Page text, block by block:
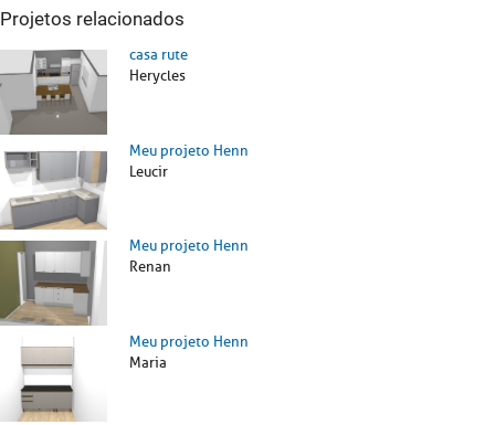
Projetos relacionados
casa rute
Herycles
Meu projeto Henn
Leucir
Meu projeto Henn
Renan
Meu projeto Henn
Maria